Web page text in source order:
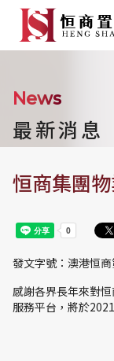
News
最新消息
恒商集團
發文字號：澳港恒
感謝各界長年來對
服務平台，將於
詳細內容